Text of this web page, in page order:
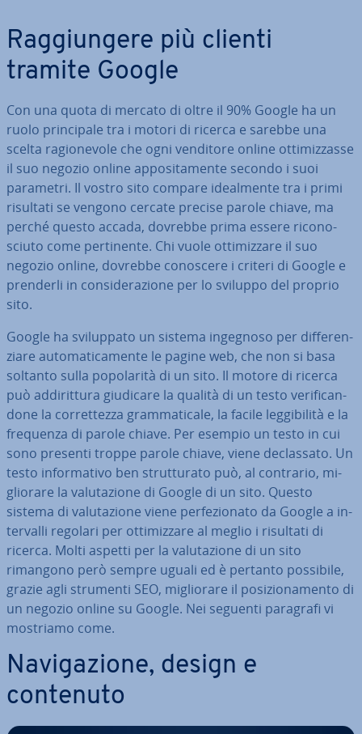
Rag­giun­ge­re più clienti
tramite Google
Con una quota di mercato di oltre il 90% Google ha un
ruolo prin­ci­pa­le tra i motori di ricerca e sarebbe una
scelta ra­gio­ne­vo­le che ogni venditore online ot­ti­miz­zas­se
il suo negozio online ap­po­si­ta­men­te secondo i suoi
parametri. Il vostro sito compare ideal­men­te tra i primi
risultati se vengono cercate precise parole chiave, ma
perché questo accada, dovrebbe prima essere ri­co­no­
sciu­to come per­ti­nen­te. Chi vuole ot­ti­miz­za­re il suo
negozio online, dovrebbe conoscere i criteri di Google e
prenderli in con­si­de­ra­zio­ne per lo sviluppo del proprio
sito.
Google ha svi­lup­pa­to un sistema ingegnoso per dif­fe­ren­
zia­re au­to­ma­ti­ca­men­te le pagine web, che non si basa
soltanto sulla po­po­la­ri­tà di un sito. Il motore di ricerca
può ad­di­rit­tu­ra giudicare la qualità di un testo ve­ri­fi­can­
do­ne la cor­ret­tez­za gram­ma­ti­ca­le, la facile leg­gi­bi­li­tà e la
frequenza di parole chiave. Per esempio un testo in cui
sono presenti troppe parole chiave, viene de­clas­sa­to. Un
testo in­for­ma­ti­vo ben strut­tu­ra­to può, al contrario, mi­
glio­ra­re la va­lu­ta­zio­ne di Google di un sito. Questo
sistema di va­lu­ta­zio­ne viene per­fe­zio­na­to da Google a in­
ter­val­li regolari per ot­ti­miz­za­re al meglio i risultati di
ricerca. Molti aspetti per la va­lu­ta­zio­ne di un sito
rimangono però sempre uguali ed è pertanto possibile,
grazie agli strumenti SEO, mi­glio­ra­re il po­si­zio­na­men­to di
un negozio online su Google. Nei seguenti paragrafi vi
mostriamo come.
Na­vi­ga­zio­ne, design e
contenuto